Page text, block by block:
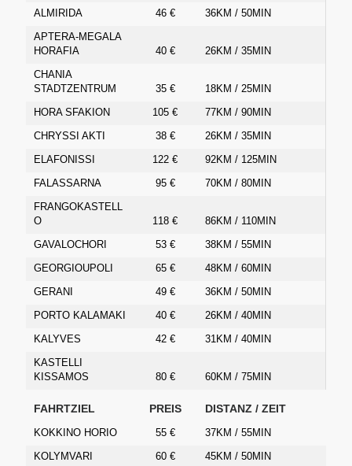
ALMIRIDA
46 €
36KM / 50MIN
APTERA-MEGALA
HORAFIA
40 €
26KM / 35MIN
CHANIA
STADTZENTRUM
35 €
18KM / 25MIN
HORA SFAKION
105 €
77KM / 90MIN
CHRYSSI AKTI
38 €
26KM / 35MIN
ELAFONISSI
122 €
92KM / 125MIN
FALASSARNA
95 €
70KM / 80MIN
FRANGOKASTELL
O
118 €
86KM / 110MIN
GAVALOCHORI
53 €
38KM / 55MIN
GEORGIOUPOLI
65 €
48KM / 60MIN
GERANI
49 €
36KM / 50MIN
PORTO KALAMAKI
40 €
26KM / 40MIN
KALYVES
42 €
31KM / 40MIN
KASTELLI
KISSAMOS
80 € 60KM / 75MIN
FAHRTZIEL PREIS DISTANZ / ZEIT
KOKKINO HORIO 55 €
37KM / 55MIN
KOLYMVARI
60 €
45KM / 50MIN